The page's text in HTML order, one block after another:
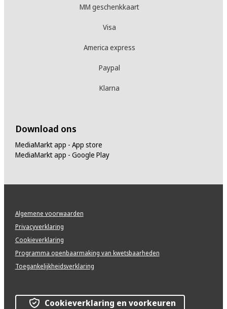
MM geschenkkaart
Visa
America express
Paypal
Klarna
Download ons
MediaMarkt app - App store
MediaMarkt app - Google Play
Algemene voorwaarden
Privacyverklaring
Cookieverklaring
Programma openbaarmaking van kwetsbaarheden
Toegankelijkheidsverklaring
Cookieverklaring en voorkeuren